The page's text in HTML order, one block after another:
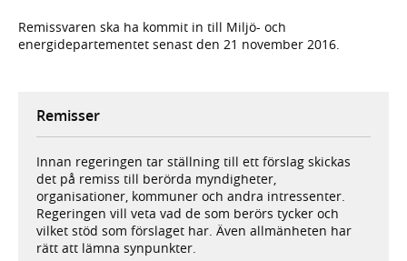
Remissvaren ska ha kommit in till Miljö- och
energidepartementet senast den 21 november 2016.
Remisser
Innan regeringen tar ställning till ett förslag skickas
det på remiss till berörda myndigheter,
organisationer, kommuner och andra intressenter.
Regeringen vill veta vad de som berörs tycker och
vilket stöd som förslaget har. Även allmänheten har
rätt att lämna synpunkter.